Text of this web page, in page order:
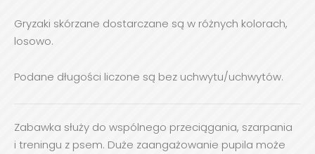
Gryzaki skórzane dostarczane są w różnych kolorach,
losowo.
Podane długości liczone są bez uchwytu/uchwytów.
Zabawka służy do wspólnego przeciągania, szarpania
i treningu z psem. Duże zaangażowanie pupila może